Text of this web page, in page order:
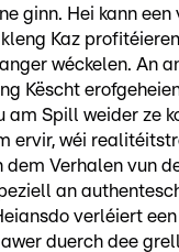
ginn. Hei kann een
Kaz
wéckelen. An
Këscht
am Spill weider ze
ervir, wéi
dem Verhalen vun
an
verléiert
duerch dee